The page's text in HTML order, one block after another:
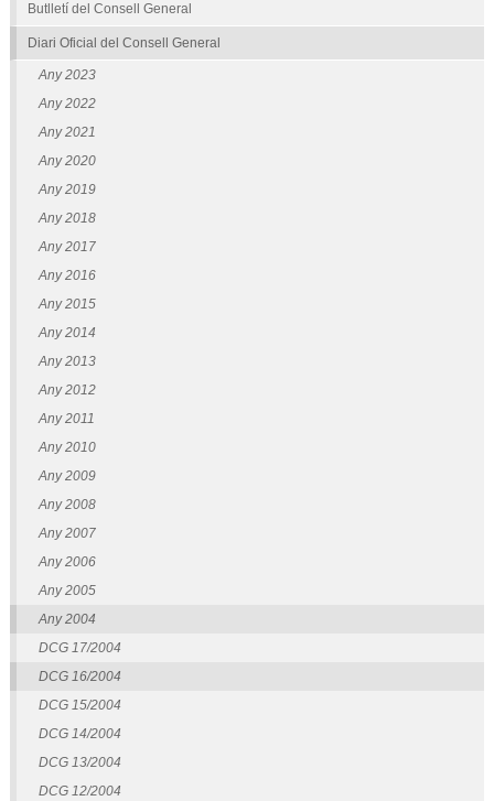
Butlletí del Consell General
Diari Oficial del Consell General
Any 2023
Any 2022
Any 2021
Any 2020
Any 2019
Any 2018
Any 2017
Any 2016
Any 2015
Any 2014
Any 2013
Any 2012
Any 2011
Any 2010
Any 2009
Any 2008
Any 2007
Any 2006
Any 2005
Any 2004
DCG 17/2004
DCG 16/2004
DCG 15/2004
DCG 14/2004
DCG 13/2004
DCG 12/2004